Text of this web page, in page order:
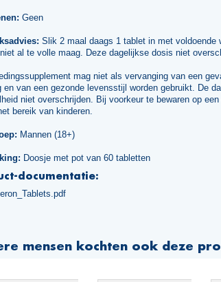
Geen
Slik 2 maal daags 1 tablet in met voldoende
al te volle maag. Deze dagelijkse dosis niet
mag niet als vervanging van een
en van een gezonde levensstijl worden gebruikt. De
niet overschrijden. Bij voorkeur te bewaren op een
bereik van kinderen.
Mannen (18+)
Doosje met pot van 60 tabletten
documentatie:
mensen kochten ook deze